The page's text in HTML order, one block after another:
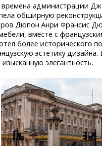
администрации
обширную
Дюпон Анри Франсис
вместе с
более исторического
эстетику дизайна.
элегантность.